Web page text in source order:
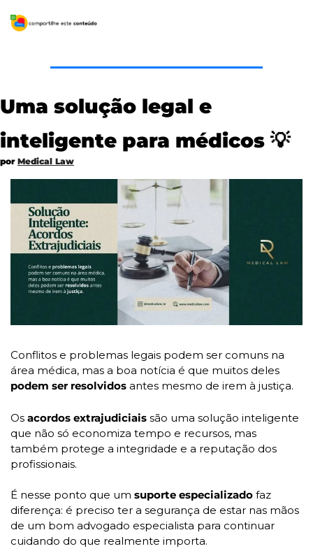
Uma solução legal e
inteligente para médicos 💡
por Medical Law
Conflitos e problemas legais podem ser comuns na
podem ser resolvidos antes mesmo de irem à justiça.
Os acordos extrajudiciais são uma solução inteligente
que não só economiza tempo e recursos, mas
também protege a integridade e a reputação dos
profissionais.
É nesse ponto que um suporte especializado faz
diferença: é preciso ter a segurança de estar nas mãos
de um bom advogado especialista para continuar
cuidando do que realmente importa.